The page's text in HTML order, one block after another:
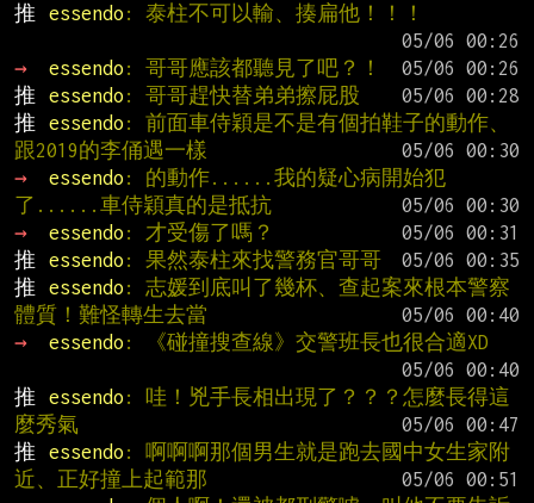
推
essendo : 泰柱不可以輸、揍扁他！！！
→
essendo : 哥哥應該都聽見了吧？！
推
essendo : 哥哥趕快替弟弟擦屁股
推
essendo : 前面車侍穎是不是有個拍鞋子的動作、
跟2019的李俑遇一樣
→
essendo : 的動作......我的疑心病開始犯
了......車侍穎真的是抵抗
→
essendo : 才受傷了嗎？
推
essendo : 果然泰柱來找警務官哥哥
推
essendo : 志媛到底叫了幾杯、查起案來根本警察
體質！難怪轉生去當
→
essendo : 《碰撞搜查線》交警班長也很合適XD
推
essendo : 哇！兇手長相出現了？？？怎麼長得這
麼秀氣
推
essendo : 啊啊啊那個男生就是跑去國中女生家附
近、正好撞上起範那